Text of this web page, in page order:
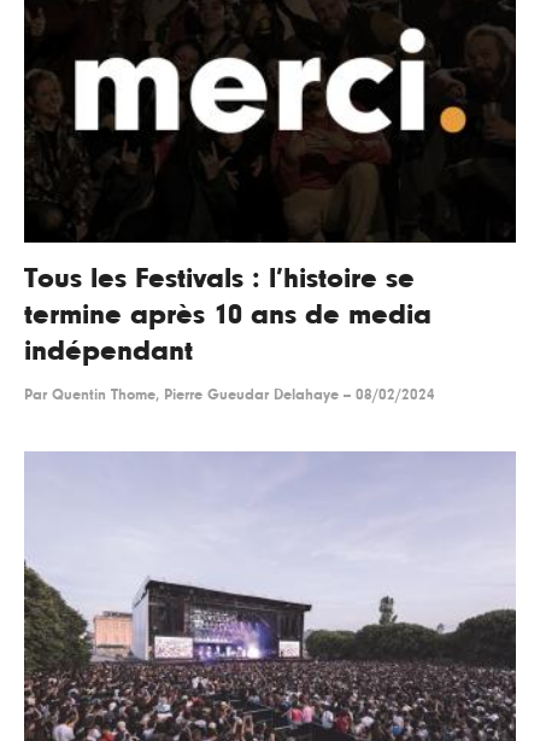
Tous les Festivals : l’histoire se
termine après 10 ans de media
indépendant
Par Quentin Thome, Pierre Gueudar Delahaye -- 08/02/2024